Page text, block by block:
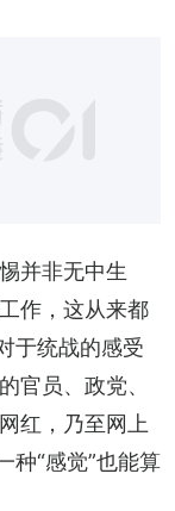
并非无中生
作，这从来都
于统战的感受
官员、政党、
红，乃至网上
种“感觉”也能算